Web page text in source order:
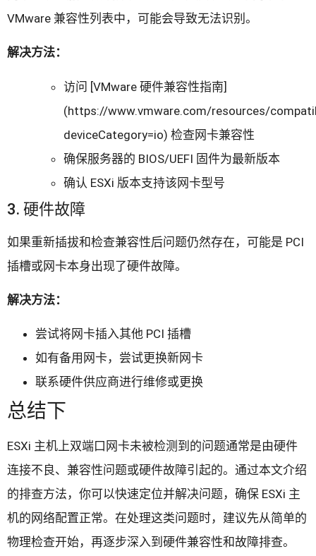
VMware 兼容性列表中，可能会导致无法识别。
解决方法：
访问 [VMware 硬件兼容性指南]
(https://www.vmware.com/resources/
deviceCategory=io) 检查网卡兼容性
确保服务器的 BIOS/UEFI 固件为最新版本
确认 ESXi 版本支持该网卡型号
3. 硬件故障
如果重新插拔和检查兼容性后问题仍然存在，可能是 PCI
插槽或网卡本身出现了硬件故障。
解决方法：
尝试将网卡插入其他 PCI 插槽
如有备用网卡，尝试更换新网卡
联系硬件供应商进行维修或更换
总结下
ESXi 主机上双端口网卡未被检测到的问题通常是由硬件
连接不良、兼容性问题或硬件故障引起的。通过本文介绍
的排查方法，你可以快速定位并解决问题，确保 ESXi 主
机的网络配置正常。在处理这类问题时，建议先从简单的
物理检查开始，再逐步深入到硬件兼容性和故障排查。